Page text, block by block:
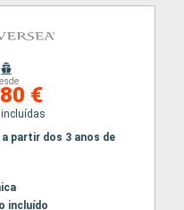
€
partir dos 3 anos de
incluído